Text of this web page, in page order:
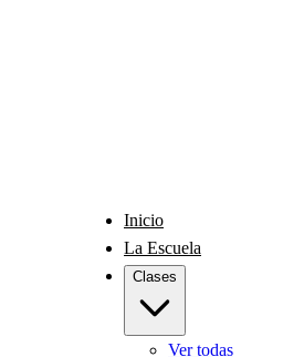
Inicio
La Escuela
Clases
Ver todas